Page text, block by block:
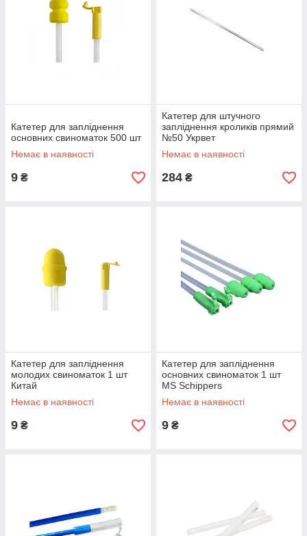
Катетер для запліднення
основних свиноматок 500 шт
Немає в наявності
9 ₴
Катетер для штучного
запліднення кроликів прямий
№50 Укрвет
Немає в наявності
284 ₴
Катетер для запліднення
молодих свиноматок 1 шт
Китай
Немає в наявності
9 ₴
Катетер для запліднення
основних свиноматок 1 шт
MS Schippers
Немає в наявності
9 ₴